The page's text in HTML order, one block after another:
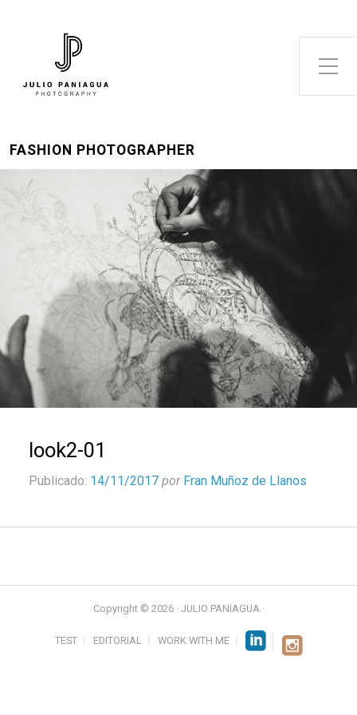
Alternar el menú lateral
FASHION PHOTOGRAPHER
look2-01
Publicado: 14/11/2017 por Fran Muñoz de Llanos
Copyright © 2026 · JULIO PANIAGUA ·
TEST EDITORIAL WORK WITH ME